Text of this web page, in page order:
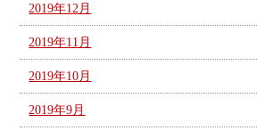
2019年12月
2019年11月
2019年10月
2019年9月